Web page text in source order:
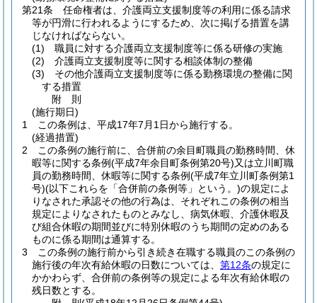
第21条
任命権者は、介護両立支援制度等の利用に係る請求
等が円滑に行われるようにするため、次に掲げる措置を講
じなければならない。
(1)
職員に対する介護両立支援制度等に係る研修の実施
(2)
介護両立支援制度等に関する相談体制の整備
(3)
その他介護両立支援制度等に係る勤務環境の整備に関
する措置
附 則
(施行期日)
1
この条例は、平成17年7月1日から施行する。
(経過措置)
2
この条例の施行前に、合併前の余目町職員の勤務時間、休
暇等に関する条例(平成7年余目町条例第20号)又は立川町職
員の勤務時間、休暇等に関する条例(平成7年立川町条例第1
号)(以下これらを「合併前の条例等」という。)の規定によ
りなされた承認その他の行為は、それぞれこの条例の相当
規定によりなされたものとみなし、病気休暇、介護休暇及
び組合休暇の期間並びに特別休暇のうち期間の定めのある
ものに係る期間は通算する。
3
この条例の施行前から引き続き在職する職員のこの条例の
施行後の年次有給休暇の日数については、 第12条の規定に
かかわらず、合併前の条例等の規定による年次有給休暇の
残日数とする。